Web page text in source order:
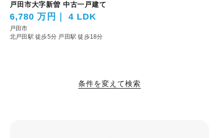
戸田市大字新曽 中古一戸建て
6,780 万円 4 LDK
戸田市
北戸田駅 徒歩5分 戸田駅 徒歩18分
条件を変えて検索